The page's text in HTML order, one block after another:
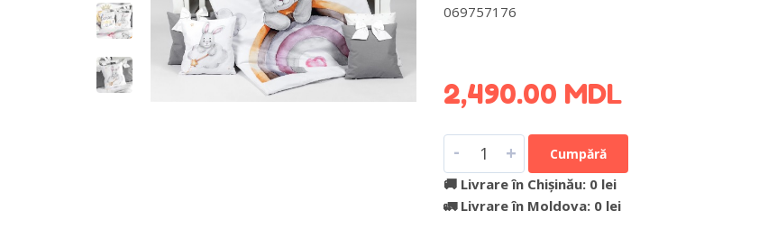
069757176
2,490.00 MDL
- + Cumpără
🚚 Livrare în Chișinău: 0 lei
🚛 Livrare în Moldova: 0 lei